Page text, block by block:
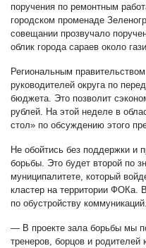
поручения по ремонтным
городском променаде
совещании прозвучало
облик города сараев около
Региональным
руководителей округа по
бюджета. Это позволит
рублей. На этой неделе в
стол» по обсуждению этого
Не обойтись без поддержки и
борьбы. Это будет второй по
муниципалитете, который
кластер на территории ФОКа.
по обустройству коммуникаций.
— В проекте зала борьбы мы
тренеров, борцов и